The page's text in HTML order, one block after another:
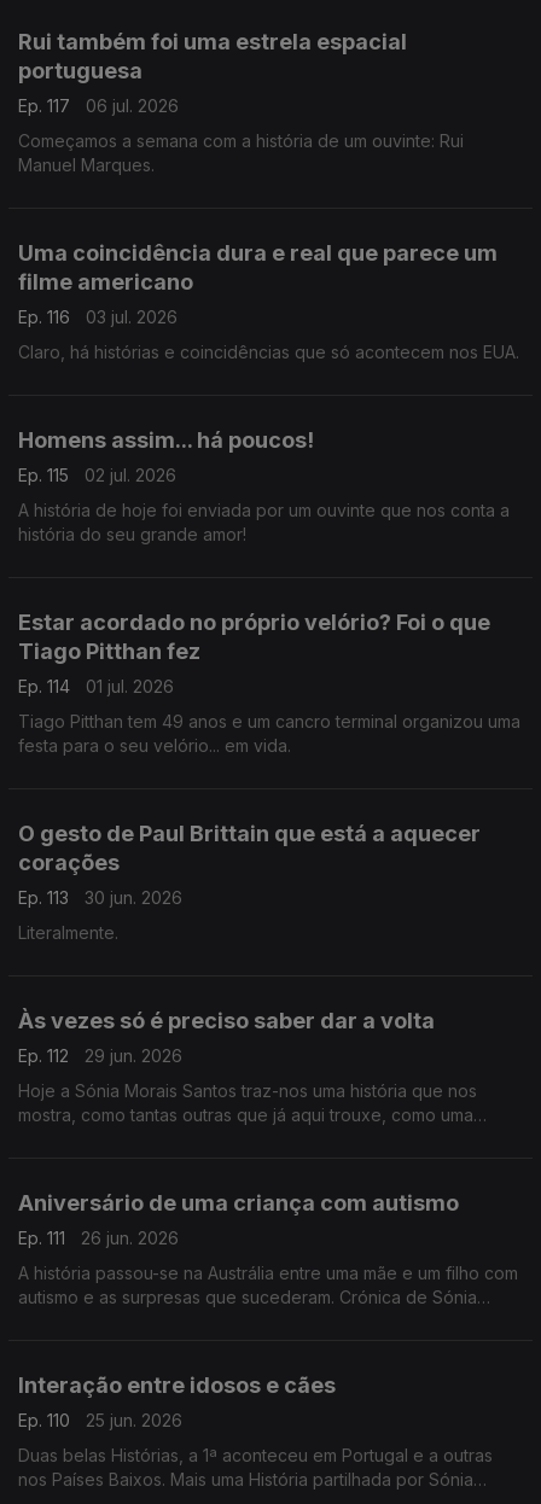
Rui também foi uma estrela espacial
portuguesa
Ep. 117
06 jul. 2026
Começamos a semana com a história de um ouvinte: Rui
Manuel Marques.
Uma coincidência dura e real que parece um
filme americano
Ep. 116
03 jul. 2026
Claro, há histórias e coincidências que só acontecem nos EUA.
Homens assim... há poucos!
Ep. 115
02 jul. 2026
A história de hoje foi enviada por um ouvinte que nos conta a
história do seu grande amor!
Estar acordado no próprio velório? Foi o que
Tiago Pitthan fez
Ep. 114
01 jul. 2026
Tiago Pitthan tem 49 anos e um cancro terminal organizou uma
festa para o seu velório... em vida.
O gesto de Paul Brittain que está a aquecer
corações
Ep. 113
30 jun. 2026
Literalmente.
Às vezes só é preciso saber dar a volta
Ep. 112
29 jun. 2026
Hoje a Sónia Morais Santos traz-nos uma história que nos
mostra, como tantas outras que já aqui trouxe, como uma
Aniversário de uma criança com autismo
Ep. 111
26 jun. 2026
A história passou-se na Austrália entre uma mãe e um filho com
autismo e as surpresas que sucederam. Crónica de Sónia
Interação entre idosos e cães
Ep. 110
25 jun. 2026
Duas belas Histórias, a 1ª aconteceu em Portugal e a outras
nos Países Baixos. Mais uma História partilhada por Sónia